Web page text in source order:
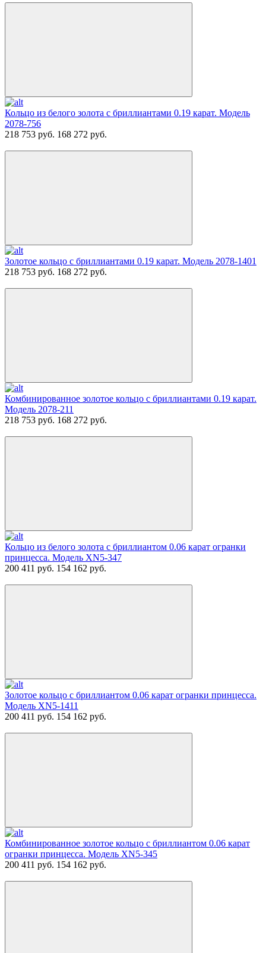
Кольцо из белого золота с бриллиантами 0.19 карат. Модель
2078-756
218 753 руб. 168 272 руб.
Золотое кольцо с бриллиантами 0.19 карат. Модель 2078-1401
218 753 руб. 168 272 руб.
Комбинированное золотое кольцо с бриллиантами 0.19 карат.
Модель 2078-211
218 753 руб. 168 272 руб.
Кольцо из белого золота с бриллиантом 0.06 карат огранки
принцесса. Модель XN5-347
200 411 руб. 154 162 руб.
Золотое кольцо с бриллиантом 0.06 карат огранки принцесса.
Модель XN5-1411
200 411 руб. 154 162 руб.
Комбинированное золотое кольцо с бриллиантом 0.06 карат
огранки принцесса. Модель XN5-345
200 411 руб. 154 162 руб.